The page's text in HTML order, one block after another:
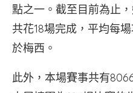
點之一。截至目前為止
共花18場完成，平均每
於梅西。
此外，本場賽事共有